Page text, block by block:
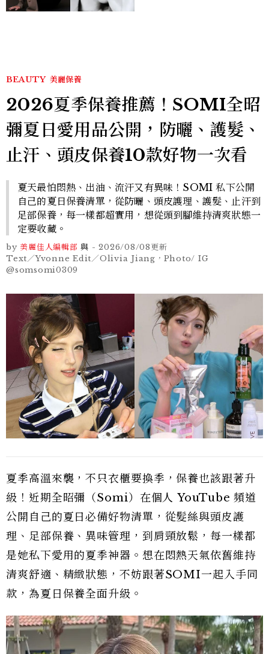
BEAUTY 美麗保養
2026夏季保養推薦！SOMI全昭
彌夏日愛用品公開，防曬、護髮、
止汗、頭皮保養10款好物一次看
夏天最怕悶熱、出油、流汗又有異味！SOMI 私下公開
自己的夏日保養清單，從防曬、頭皮護理、護髮、止汗到
足部保養，每一樣都超實用，想從頭到腳維持清爽狀態一
定要收藏。
by 美麗佳人編輯部 與 -2026/08/08更新
Text／Yvonne Edit／Olivia Jiang，Photo/ IG
@somsomi0309
夏季高溫來襲，不只衣櫃要換季，保養也該跟著升
級！近期全昭彌（Somi）在個人 YouTube 頻道
公開自己的夏日必備好物清單，從髮絲與頭皮護
理、足部保養、異味管理，到肩頸放鬆，每一樣都
是她私下愛用的夏季神器。想在悶熱天氣依舊維持
清爽舒適、精緻狀態，不妨跟著SOMI一起入手同
款，為夏日保養全面升級。